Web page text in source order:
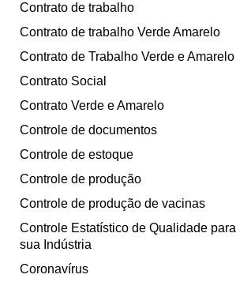
Contrato de trabalho
Contrato de trabalho Verde Amarelo
Contrato de Trabalho Verde e Amarelo
Contrato Social
Contrato Verde e Amarelo
Controle de documentos
Controle de estoque
Controle de produção
Controle de produção de vacinas
Controle Estatístico de Qualidade para
sua Indústria
Coronavírus